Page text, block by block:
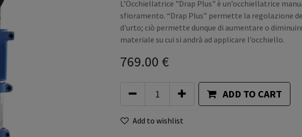
L’Occhiellatrice "Drap Plus" è un’occhiellatrice
sfioramento. “Drap Plus” permette la regolazione
d'urto; ciò permette dunque di aumentare o
materiale su cui si andrà ad applicare l’occhiello.
769.00 €
ADD TO CART
Add to wishlist